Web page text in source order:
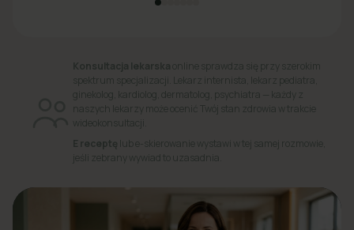
Konsultacja lekarskaonline sprawdza się przy szerokim
spektrum specjalizacji. Lekarz internista, lekarz pediatra,
ginekolog, kardiolog, dermatolog, psychiatra — każdy z
naszych lekarzy może ocenić Twój stan zdrowia w trakcie
wideokonsultacji.
E receptę lub e-skierowanie wystawi w tej samej rozmowie,
jeśli zebrany wywiad to uzasadnia.